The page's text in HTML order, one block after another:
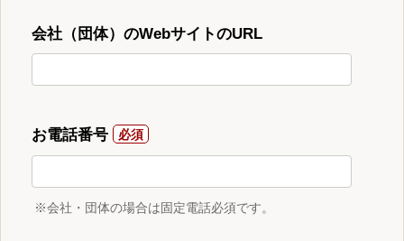
会社（団体）のWebサイトのURL
お電話番号
※会社・団体の場合は固定電話必須です。